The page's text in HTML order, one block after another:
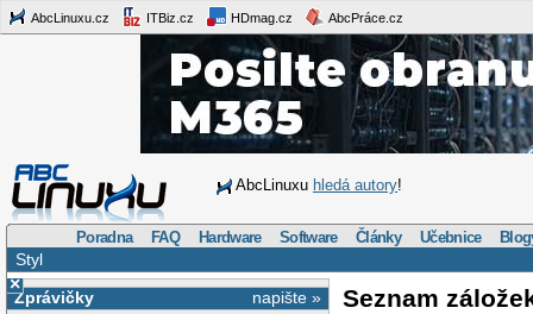
AbcLinuxu.cz ITBiz.cz HDmag.cz AbcPráce.cz
AbcLinuxu hledá autory!
Poradna FAQ Hardware Software Články Učebnice
Styl
×
napište »
Zprávičky
Seznam